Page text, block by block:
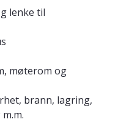
lenke til
møterom og
brann, lagring,